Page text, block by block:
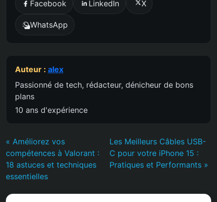
Facebook LinkedIn X
WhatsApp
Auteur : alex
Passionné de tech, rédacteur, dénicheur de bons
plans
10 ans d'expérience
« Améliorez vos
compétences à Valorant :
18 astuces et techniques
essentielles
Les Meilleurs Câbles USB-
C pour votre iPhone 15 :
Pratiques et Performants »